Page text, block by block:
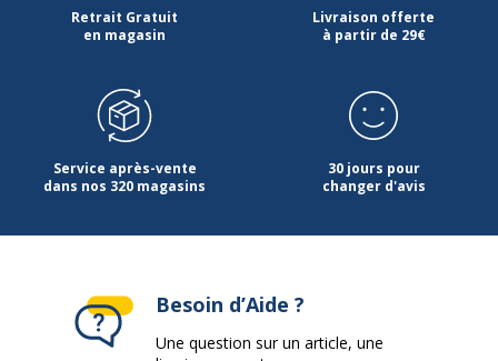
Retrait Gratuit
en magasin
Livraison offerte
à partir de 29€
Service après-vente
dans nos 320 magasins
30 jours pour
changer d'avis
Besoin d’Aide ?
Une question sur un article, une